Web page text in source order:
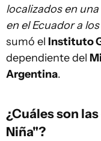
localizados en
en el Ecuador a los
sumó el Instituto
dependiente del
Argentina.
¿Cuáles son
Niña"?